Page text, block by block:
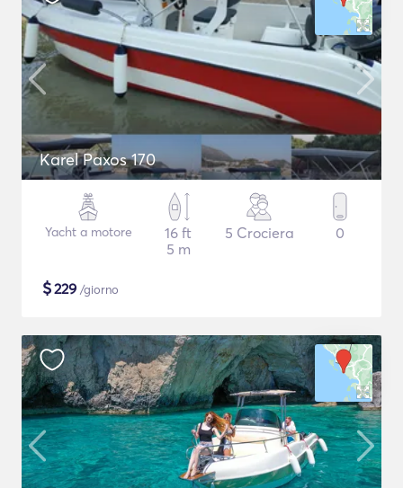
Karel Paxos 170
Yacht a motore
16 ft
5 m
5 Crociera 0
$229 /giorno